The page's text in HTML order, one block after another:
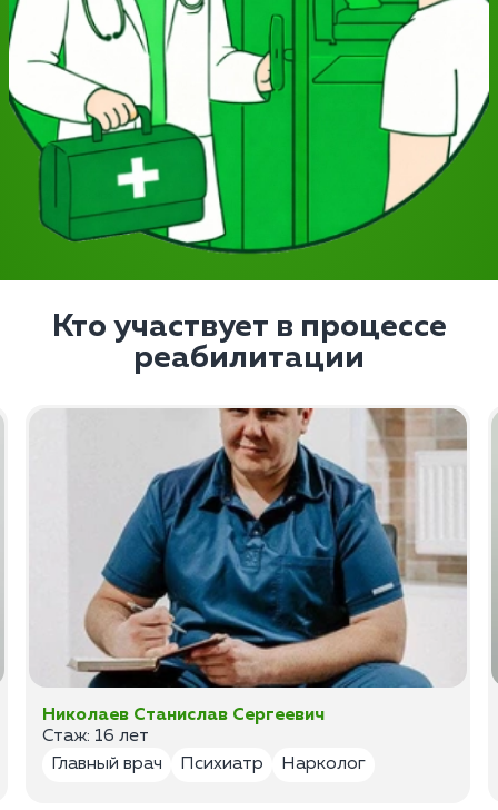
Кто участвует в процессе
реабилитации
Николаев Станислав Сергеевич
Стаж: 16 лет
Главный врач
Психиатр Нарколог